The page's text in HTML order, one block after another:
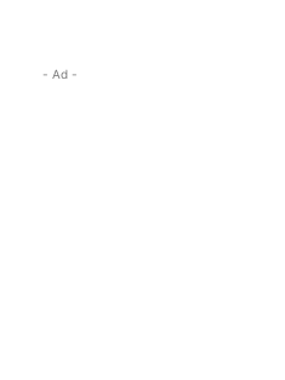
- Ad -